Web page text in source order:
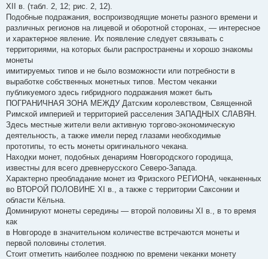
XII в. (табл. 2, 12; рис. 2, 12).
Подобные подражания, воспроизводящие монеты разного времени и
различных регионов на лицевой и оборотной сторонах, — интересное
и характерное явление. Их появление следует связывать с
территориями, на которых были распространены и хорошо знакомы
монеты
имитируемых типов и не было возможности или потребности в
выработке собственных монетных типов. Местом чеканки
публикуемого здесь гибридного подражания может быть
ПОГРАНИЧНАЯ ЗОНА МЕЖДУ Датским королевством, Священной
Римской империей и территорией расселения ЗАПАДНЫХ СЛАВЯН.
Здесь местные жители вели активную торгово-экономическую
деятельность, а также имели перед глазами необходимые
прототипы, то есть монеты оригинального чекана.
Находки монет, подобных денариям Новгородского городища,
известны для всего древнерусского Северо-Запада.
Характерно преобладание монет из Фризского РЕГИОНА, чеканенных
во ВТОРОЙ ПОЛОВИНЕ XI в., а также с территории Саксонии и
области Кёльна.
Доминируют монеты середины — второй половины XI в., в то время
как
в Новгороде в значительном количестве встречаются монеты и
первой половины столетия.
Стоит отметить наиболее позднюю по времени чеканки монету